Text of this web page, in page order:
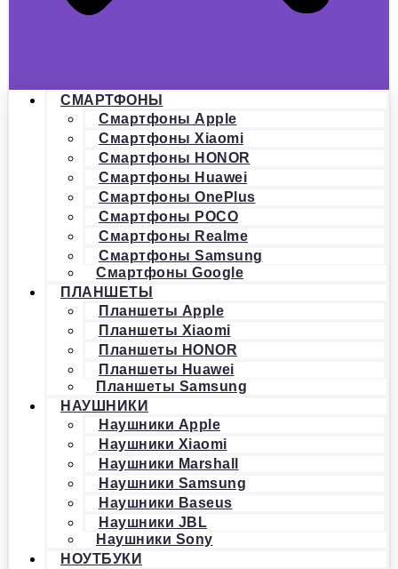
СМАРТФОНЫ
Смартфоны Apple
Смартфоны Xiaomi
Смартфоны HONOR
Смартфоны Huawei
Смартфоны OnePlus
Смартфоны POCO
Смартфоны Realme
Смартфоны Samsung
Смартфоны Google
ПЛАНШЕТЫ
Планшеты Apple
Планшеты Xiaomi
Планшеты HONOR
Планшеты Huawei
Планшеты Samsung
НАУШНИКИ
Наушники Apple
Наушники Xiaomi
Наушники Marshall
Наушники Samsung
Наушники Baseus
Наушники JBL
Наушники Sony
НОУТБУКИ